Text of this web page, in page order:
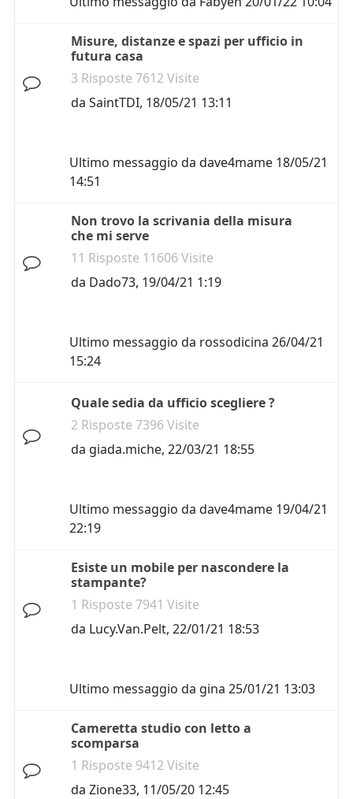
Misure, distanze e spazi per ufficio in
futura casa
3 Risposte 7612 Visite
da SaintTDI, 18/05/21 13:11
Ultimo messaggio da dave4mame 18/05/21
14:51
Non trovo la scrivania della misura
che mi serve
11 Risposte 11606 Visite
da Dado73, 19/04/21 1:19
Ultimo messaggio da rossodicina 26/04/21
15:24
Quale sedia da ufficio scegliere ?
2 Risposte 7396 Visite
da giada.miche, 22/03/21 18:55
Ultimo messaggio da dave4mame 19/04/21
22:19
Esiste un mobile per nascondere la
stampante?
1 Risposte 7941 Visite
da Lucy.Van.Pelt, 22/01/21 18:53
Ultimo messaggio da gina 25/01/21 13:03
Cameretta studio con letto a
scomparsa
1 Risposte 9412 Visite
da Zione33, 11/05/20 12:45